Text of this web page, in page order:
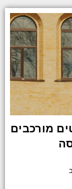
מורכבים